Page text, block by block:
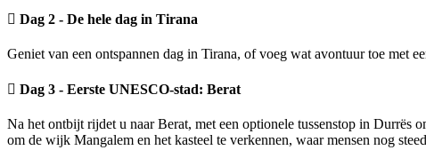
Dag 2 - De hele dag in Tirana
Geniet van een ontspannen dag in Tirana, of voeg wat avontuur toe met
Dag 3 - Eerste UNESCO-stad: Berat
Na het ontbijt rijdet u naar Berat, met een optionele tussenstop in Durrës
om de wijk Mangalem en het kasteel te verkennen, waar mensen nog